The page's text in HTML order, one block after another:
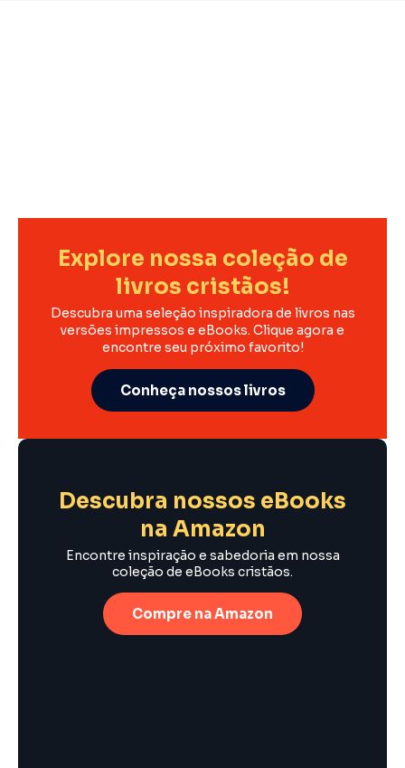
Explore nossa coleção de
livros cristãos!
Descubra uma seleção inspiradora de livros nas
versões impressos e eBooks. Clique agora e
encontre seu próximo favorito!
Conheça nossos livros
Descubra nossos eBooks
na Amazon
Encontre inspiração e sabedoria em nossa
coleção de eBooks cristãos.
Compre na Amazon